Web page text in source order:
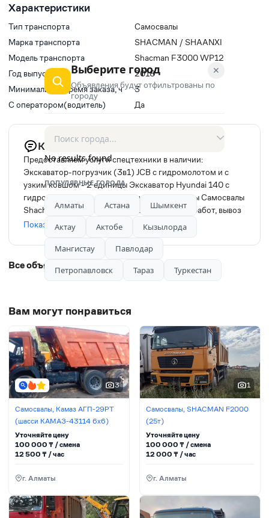
Характеристики
Тип транспорта
Самосвалы
Марка транспорта
SHACMAN / SHAANXI
Модель транспорта
Shacman F3000 WP12
Год выпуска
2018
Минимальное время заказа, ч
3
С оператором(водитель)
Да
Комментарий продавца
Предоставляем услуги спецтехники в наличии:
Экскаватор-погрузчик (3в1) JCB с гидромолотом и с
узким ковшом - 2 единицы Экскаватор Hyundai 140 с
гидромолотом и с узким ковшом - 2 единицы Самосвалы
Shachman - 4 единицы Все виды земельных работ, вывоз
мусора, снос зданий и сооружений разработка
котлованов, вывоз инертных материалов. Наличная и
безналичная оплата. Можно и с НДС. Работаем быстро и
качественно. 24/7 на связи.
Показать
Все объявления автора
Вам могут понравиться
3
Самосвалы, Камаз АГП-29РТ
(шасси KАМАЗ-43114 6x6)
Уточняйте цену
100 000 ₸ / сменa
12 500 ₸ / час
г. Алматы
1
Самосвалы, SHACMAN F2000
(25т)
Уточняйте цену
100 000₸ / сменa
12 000₸ / час
г. Алматы
✕
Выберите город
Объявления будут отфильтрованы по
городу
No results found
ПОПУЛЯРНЫЕ ГОРОДА
Алматы Астана
Шымкент
Актау
Актобе
Кызылорда
Мангистау
Павлодар
Петропавловск
Тараз Туркестан